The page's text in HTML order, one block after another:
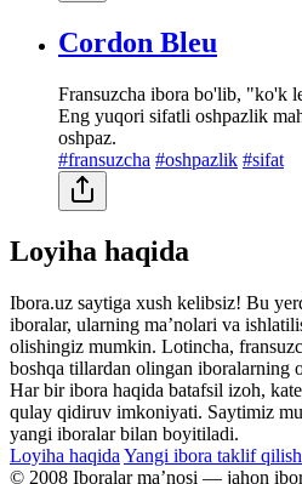
Cordon Bleu
Fransuzcha ibora bo'lib, "ko'k
Eng yuqori sifatli oshpazlik
oshpaz.
#fransuzcha #oshpazlik #sifat
Loyiha haqida
Ibora.uz saytiga xush kelibsiz! Bu
iboralar, ularning maʼnolari va
olishingiz mumkin. Lotincha,
boshqa tillardan olingan iboralarning
Har bir ibora haqida batafsil izoh,
qulay qidiruv imkoniyati. Saytimiz
yangi iboralar bilan boyitiladi.
Loyiha haqida Yangi ibora taklif qilish
© 2008 Iboralar maʼnosi — jahon